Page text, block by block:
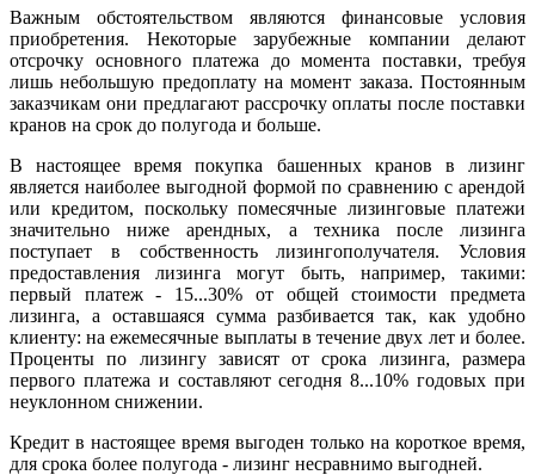
Важным обстоятельством являются финансовые условия
приобретения. Некоторые зарубежные компании делают
отсрочку основного платежа до момента поставки, требуя
лишь небольшую предоплату на момент заказа. Постоянным
заказчикам они предлагают рассрочку оплаты после поставки
кранов на срок до полугода и больше.
В настоящее время покупка башенных кранов в лизинг
является наиболее выгодной формой по сравнению с арендой
или кредитом, поскольку помесячные лизинговые платежи
значительно ниже арендных, а техника после лизинга
поступает в собственность лизингополучателя. Условия
предоставления лизинга могут быть, например, такими:
первый платеж - 15...30% от общей стоимости предмета
лизинга, а оставшаяся сумма разбивается так, как удобно
клиенту: на ежемесячные выплаты в течение двух лет и более.
Проценты по лизингу зависят от срока лизинга, размера
первого платежа и составляют сегодня 8...10% годовых при
неуклонном снижении.
Кредит в настоящее время выгоден только на короткое время,
для срока более полугода - лизинг несравнимо выгодней.